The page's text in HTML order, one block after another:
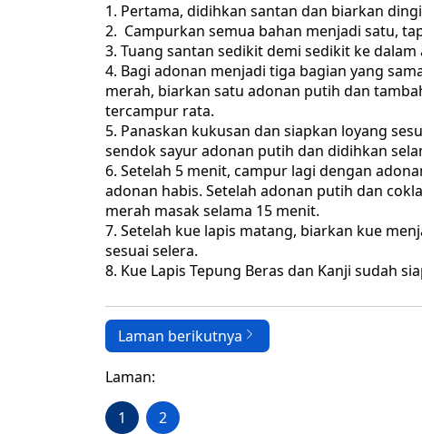
Pertama, didihkan santan dan biarkan
Campurkan semua bahan menjadi satu,
Tuang santan sedikit demi sedikit ke
Bagi adonan menjadi tiga bagian yang
merah, biarkan satu adonan putih dan
tercampur rata.
Panaskan kukusan dan siapkan loyang
sendok sayur adonan putih dan didihkan
Setelah 5 menit, campur lagi dengan
adonan habis. Setelah adonan putih dan
merah masak selama 15 menit.
Setelah kue lapis matang, biarkan kue
sesuai selera.
Kue Lapis Tepung Beras dan Kanji sudah
Laman berikutnya
Laman:
1 2